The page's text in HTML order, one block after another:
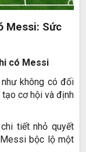
Messi: Sức
có Messi
không có đối
cơ hội và định
tiết nhỏ quyết
bộc lộ một